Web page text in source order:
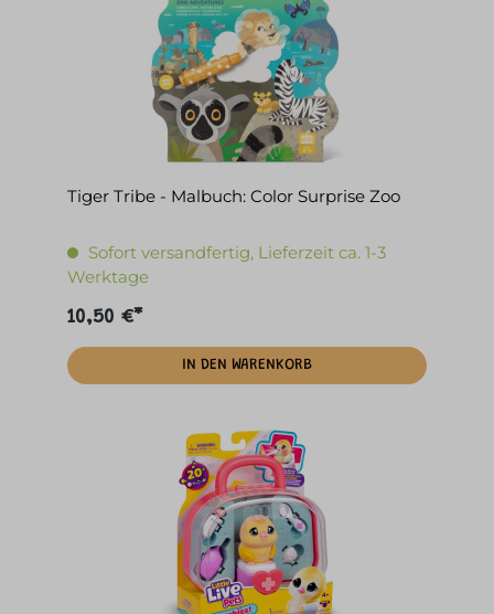
Tiger Tribe - Malbuch: Color Surprise Zoo
Sofort versandfertig, Lieferzeit ca. 1-3
Werktage
10,50 €*
IN DEN WARENKORB